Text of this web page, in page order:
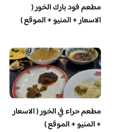
مطعم فود بارك الخور (
الاسعار + المنيو + الموقع )
مطعم حراء في الخور ( الاسعار
+ المنيو + الموقع )